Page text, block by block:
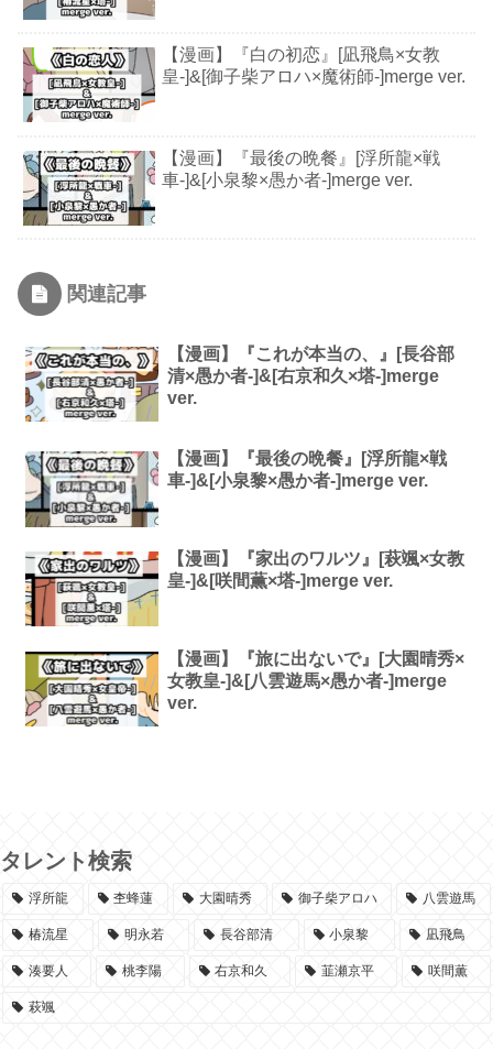
【漫画】『白の初恋』[凪飛鳥×女教
皇-]&[御子柴アロハ×魔術師-]merge ver.
【漫画】『最後の晩餐』[浮所龍×戦
車-]&[小泉黎×愚か者-]merge ver.
関連記事
【漫画】『これが本当の、』[長谷部
清×愚か者-]&[右京和久×塔-]merge
ver.
【漫画】『最後の晩餐』[浮所龍×戦
車-]&[小泉黎×愚か者-]merge ver.
【漫画】『家出のワルツ』[萩颯×女教
皇-]&[咲間薫×塔-]merge ver.
【漫画】『旅に出ないで』[大園晴秀×
女教皇-]&[八雲遊馬×愚か者-]merge
ver.
タレント検索
浮所龍 杢蜂蓮 大園晴秀 御子柴アロハ 八雲遊馬
椿流星 明永若 長谷部清 小泉黎 凪飛鳥
湊要人 桃李陽 右京和久 韮瀬京平 咲間薫
萩颯